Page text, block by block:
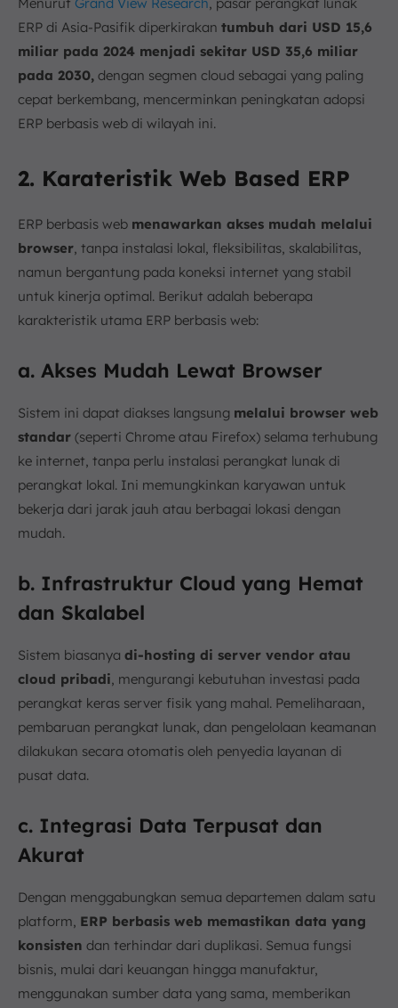
ERP di Asia-Pasifik diperkirakan tumbuh dari USD 15,6
miliar pada 2024 menjadi sekitar USD 35,6 miliar
pada 2030, dengan segmen cloud sebagai yang paling
cepat berkembang, mencerminkan peningkatan adopsi
ERP berbasis web di wilayah ini.
2. Karateristik Web Based ERP
ERP berbasis web menawarkan akses mudah melalui
browser, tanpa instalasi lokal, fleksibilitas, skalabilitas,
namun bergantung pada koneksi internet yang stabil
untuk kinerja optimal. Berikut adalah beberapa
karakteristik utama ERP berbasis web:
a. Akses Mudah Lewat Browser
Sistem ini dapat diakses langsung melalui browser web
standar (seperti Chrome atau Firefox) selama terhubung
ke internet, tanpa perlu instalasi perangkat lunak di
perangkat lokal. Ini memungkinkan karyawan untuk
bekerja dari jarak jauh atau berbagai lokasi dengan
mudah.
b. Infrastruktur Cloud yang Hemat
dan Skalabel
Sistem biasanya di-hosting di server vendor atau
cloud pribadi, mengurangi kebutuhan investasi pada
perangkat keras server fisik yang mahal. Pemeliharaan,
pembaruan perangkat lunak, dan pengelolaan keamanan
dilakukan secara otomatis oleh penyedia layanan di
pusat data.
c. Integrasi Data Terpusat dan
Akurat
Dengan menggabungkan semua departemen dalam satu
platform, ERP berbasis web memastikan data yang
konsisten dan terhindar dari duplikasi. Semua fungsi
bisnis, mulai dari keuangan hingga manufaktur,
menggunakan sumber data yang sama, memberikan